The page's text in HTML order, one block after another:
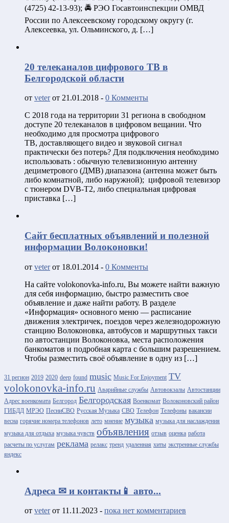
(4725) 42-13-93); 🚔 РЭО Госавтоинспекции ОМВД
России по Алексеевскому городскому округу (г.
Алексеевка, ул. Ольминского, д. […]
20 телеканалов цифрового ТВ в
Белгородской области
от veterот 21.01.2018 - 0 Комменты
С 2018 года на территории 31 региона в свободном
доступе 20 телеканалов в цифровом вещании. Что
необходимо для просмотра цифрового
ТВ, доставляющего видео и звуковой сигнал
практически без потерь? Для подключения необходимо
использовать : обычную телевизионную антенну
дециметрового (ДМВ) диапазона (антенна может быть
либо комнатной, либо наружной); цифровой телевизор
с тюнером DVB-T2, либо специальная цифровая
приставка […]
Сайт бесплатных объявлений и полезной
информации Волоконовки!
от veterот 18.01.2014 - 0 Комменты
На сайте volokonovka-info.ru, Вы можете найти важную
для себя информацию, быстро разместить свое
объявление и даже найти работу. В разделе
«Информация» основного меню — расписание
движения электричек, поездов через железнодорожную
станцию Волоконовка, автобусов и маршрутных такси
по автостанции Волоконовка, места расположения
банкоматов и подробная карта с большим разрешением.
Чтобы разместить своё объявление в одну из […]
31 регион 2019 2020 deep found music Music For Enjoyment TV
volokonovka-info.ru Аварийные службы Автовокзалы Автостанции
Адрес военкомата Белгород Белгородская Военкомат Волоконовский район
ГИБДД МРЭО ПесниСВО Русская Музыка СВО Телефон Телефоны вакансии
весна горячие номера телефонов лето мнение музыка музыка для наслаждения
музыка для отдыха музыка чувств объявления отзыв оценка работа
расчеты по услугам реклама релакс тренд удаленная хиты экстренные службы
яндекс
Адреса ✉ и контакты📱 авто...
от veterот 11.11.2023 - пока нет комментариев